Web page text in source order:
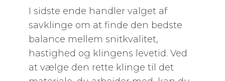
I sidste ende handler valget af
savklinge om at finde den bedste
balance mellem snitkvalitet,
hastighed og klingens levetid. Ved
at vælge den rette klinge til det